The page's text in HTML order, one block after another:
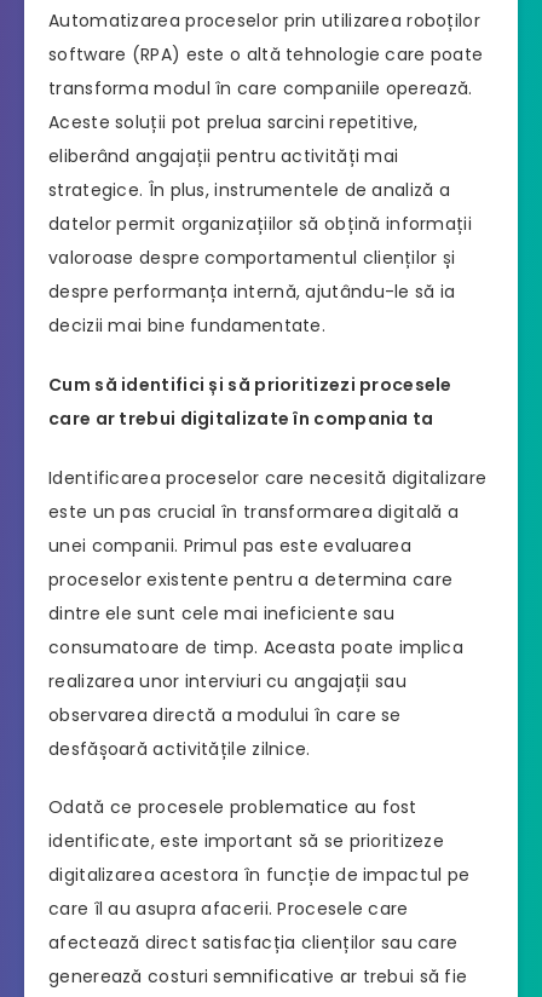
Automatizarea proceselor prin utilizarea roboților
software (RPA) este o altă tehnologie care poate
transforma modul în care companiile operează.
Aceste soluții pot prelua sarcini repetitive,
eliberând angajații pentru activități mai
strategice. În plus, instrumentele de analiză a
datelor permit organizațiilor să obțină informații
valoroase despre comportamentul clienților și
despre performanța internă, ajutându-le să ia
decizii mai bine fundamentate.
Cum să identifici și să prioritizezi procesele
care ar trebui digitalizate în compania ta
Identificarea proceselor care necesită digitalizare
este un pas crucial în transformarea digitală a
unei companii. Primul pas este evaluarea
proceselor existente pentru a determina care
dintre ele sunt cele mai ineficiente sau
consumatoare de timp. Aceasta poate implica
realizarea unor interviuri cu angajații sau
observarea directă a modului în care se
desfășoară activitățile zilnice.
Odată ce procesele problematice au fost
identificate, este important să se prioritizeze
digitalizarea acestora în funcție de impactul pe
care îl au asupra afacerii. Procesele care
afectează direct satisfacția clienților sau care
generează costuri semnificative ar trebui să fie